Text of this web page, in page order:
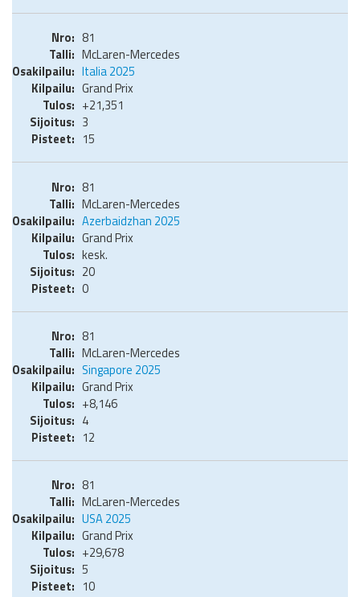
81
McLaren-Mercedes
Italia 2025
Grand Prix
+21,351
3
15
81
McLaren-Mercedes
Azerbaidzhan 2025
Grand Prix
kesk.
20
0
81
McLaren-Mercedes
Singapore 2025
Grand Prix
+8,146
4
12
81
McLaren-Mercedes
USA 2025
Grand Prix
+29,678
5
10